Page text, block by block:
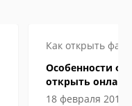
Как открыть файл
Особенности
открыть
компьютере
18 февраля 2019